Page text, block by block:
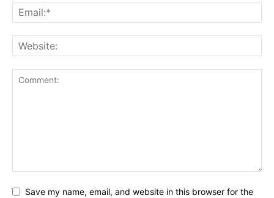
Save my name, email, and website in this browser for the